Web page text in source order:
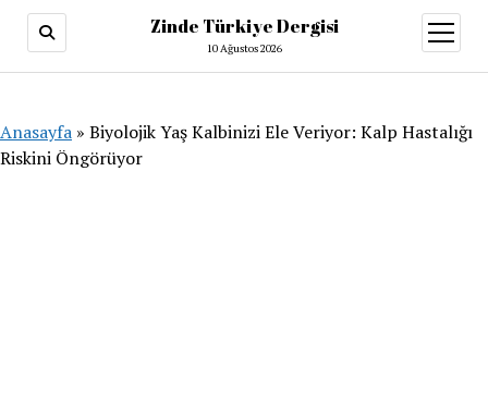
Zinde Türkiye Dergisi
10 Ağustos 2026
aç
Anasayfa » Biyolojik Yaş Kalbinizi Ele Veriyor: Kalp Hastalığı
Riskini Öngörüyor